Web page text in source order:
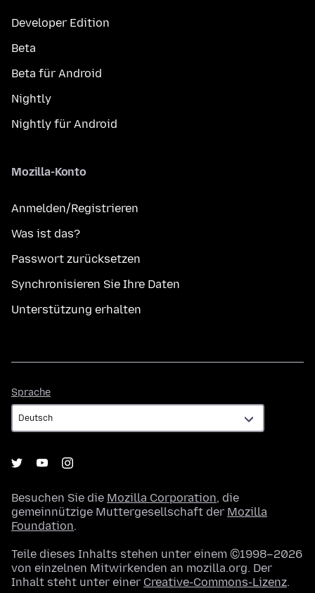
Developer Edition
Beta
Beta für Android
Nightly
Nightly für Android
Mozilla-Konto
Anmelden/Registrieren
Was ist das?
Passwort zurücksetzen
Synchronisieren Sie Ihre Daten
Unterstützung erhalten
Sprache
Besuchen Sie die Mozilla Corporation, die
gemeinnützige Muttergesellschaft der Mozilla
Foundation.
Teile dieses Inhalts stehen unter einem ©1998–2026
von einzelnen Mitwirkenden an mozilla.org. Der
Inhalt steht unter einer Creative-Commons-Lizenz.